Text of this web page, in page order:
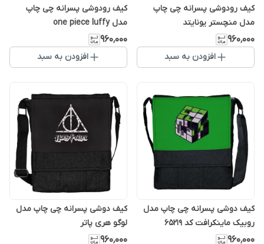
کیف رودوشی پسرانه چی چاپ
مدل منچستر یونایتد
۹۶۰٬۰۰۰
افزودن به سبد
کیف رودوشی پسرانه چی چاپ
مدل one piece luffy
۹۶۰٬۰۰۰
افزودن به سبد
کیف دوشی پسرانه چی چاپ مدل
روبیک ماینکرافت کد 65219
۹۶۰٬۰۰۰
کیف دوشی پسرانه چی چاپ مدل
لوگو هری پاتر
۹۶۰٬۰۰۰